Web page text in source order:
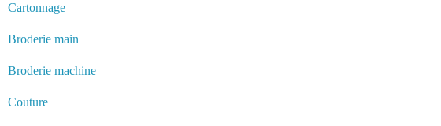
Cartonnage
Broderie main
Broderie machine
Couture